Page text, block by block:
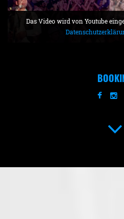
Das Video wird von Youtube